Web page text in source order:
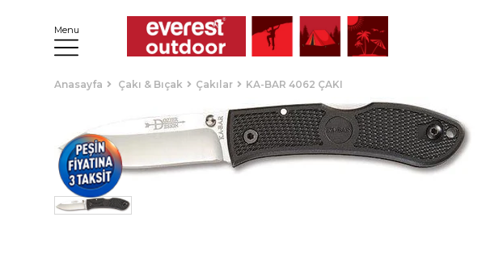
Menu
Anasayfa Çakı & Bıçak Çakılar KA-BAR 4062 ÇAKI